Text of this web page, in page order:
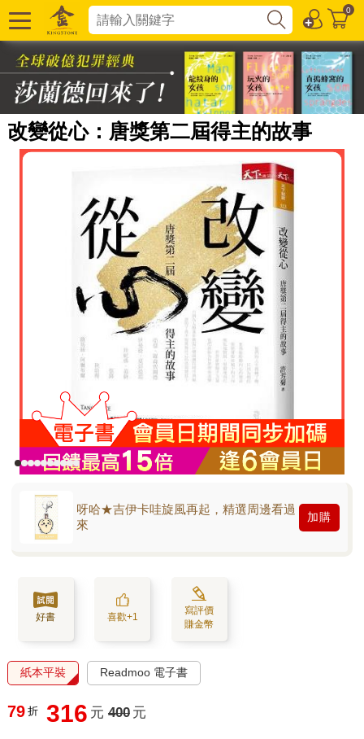
0
改變從心：唐獎第二屆得主的故事
呀哈★吉伊卡哇旋風再起，精選周邊看過
來
加購
好書 喜歡+1
寫評價
賺金幣
紙本平裝 Readmoo 電子書
79 折 316 元 400 元